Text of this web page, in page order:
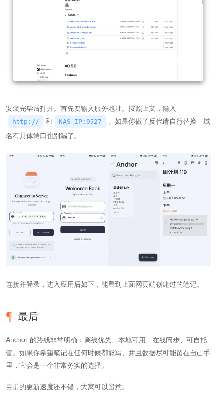
安装完毕后打开。首先要输入服务地址。按照上文，输入
http:// 和 NAS_IP:9527
。如果你做了反代请自行替换，域
名有具体端口也别漏了。
连接并登录，进入应用后如下，能看到上面网页端创建过的笔记。
最后
Anchor 的路线非常明确：离线优先、本地可用、在线同步、可自托
管。如果你希望笔记在任何时候都能写、并且数据尽可能留在自己手
里，它会是一个非常务实的选择。
目前的更新速度还不错，大家可以留意。